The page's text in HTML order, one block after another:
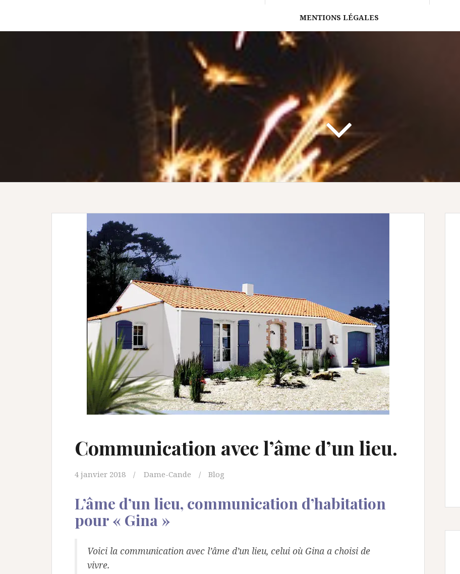
MENTIONS LÉGALES
Communication avec l’âme d’un lieu.
4 janvier 2018 Dame-Cande Blog
L’âme d’un lieu, communication d’habitation
pour « Gina »
Voici la communication avec l’âme d’un lieu, celui où Gina a choisi de
vivre.
(*Une confirmation va vous être envoyée afin d’éviter les emails frauduleux)